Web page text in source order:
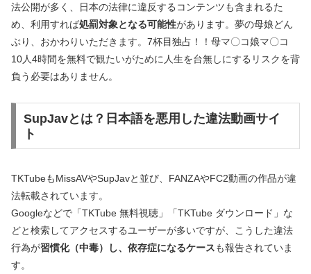
法公開が多く、日本の法律に違反するコンテンツも含まれるた
め、利用すれば処罰対象となる可能性があります。夢の母娘どん
ぶり、おかわりいただきます。7杯目独占！！母マ〇コ娘マ〇コ
10人4時間を無料で観たいがために人生を台無しにするリスクを背
負う必要はありません。
SupJavとは？日本語を悪用した違法動画サイ
ト
TKTubeもMissAVやSupJavと並び、FANZAやFC2動画の作品が違
法転載されています。
Googleなどで「TKTube 無料視聴」「TKTube ダウンロード」な
どと検索してアクセスするユーザーが多いですが、こうした違法
行為が習慣化（中毒）し、依存症になるケースも報告されていま
す。